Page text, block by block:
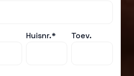
Huisnr.* Toev.